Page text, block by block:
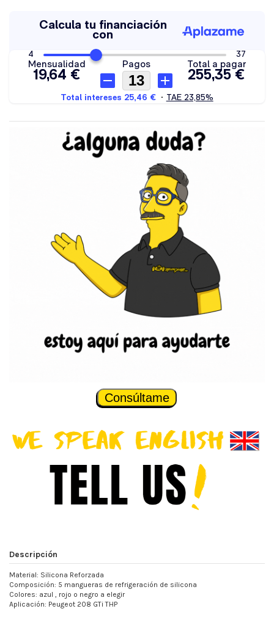
Consúltame
Descripción
Material: Silicona Reforzada
Composición: 5 mangueras de refrigeración de silicona
Colores: azul , rojo o negro a elegir
Aplicación: Peugeot 208 GTi THP